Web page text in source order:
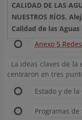
CALIDAD DE LAS
NUESTROS RÍOS.
Calidad de las Aguas
Anexo 5
La ideas claves de
centraron en tres
Estado y de
Programas